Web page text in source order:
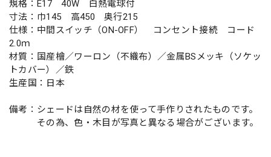
規格：E17 40W 白熱電球付
寸法：巾145 高450 奥行215
仕様：中間スイッチ（ON-OFF） コンセント接続 コード
2.0ｍ
材質：国産檜／ワーロン（不織布）／金属BSメッキ（ソケッ
トカバー）／鉄
生産国：日本
備考：シェードは自然の材を使って手作りされたものです。
その為、色・木目が写真と異なる場合がございます。